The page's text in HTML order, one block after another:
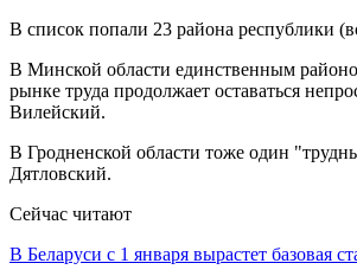
В список попали 23 района республики
В Минской области единственным
рынке труда продолжает оставаться
Вилейский.
В Гродненской области тоже один
Дятловский.
Сейчас читают
В Беларуси с 1 января вырастет базовая